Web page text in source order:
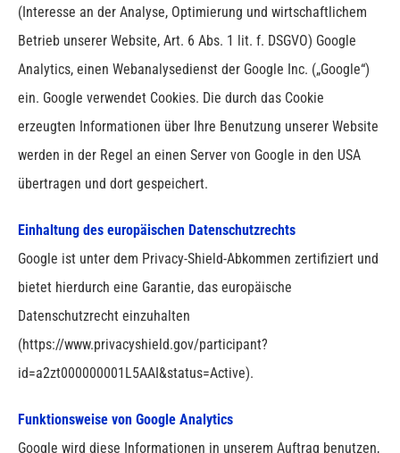
(Interesse an der Analyse, Optimierung und wirtschaftlichem
Betrieb unserer Website, Art. 6 Abs. 1 lit. f. DSGVO) Google
Analytics, einen Webanalysedienst der Google Inc. („Google“)
ein. Google verwendet Cookies. Die durch das Cookie
erzeugten Informationen über Ihre Benutzung unserer Website
werden in der Regel an einen Server von Google in den USA
übertragen und dort gespeichert.
Einhaltung des europäischen Datenschutzrechts
Google ist unter dem Privacy-Shield-Abkommen zertifiziert und
bietet hierdurch eine Garantie, das europäische
Datenschutzrecht einzuhalten
(https://www.privacyshield.gov/participant?
id=a2zt000000001L5AAI&status=Active).
Funktionsweise von Google Analytics
Google wird diese Informationen in unserem Auftrag benutzen,